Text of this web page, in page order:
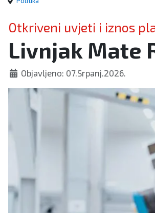
Otkriveni uvjeti i iznos
Livnjak Mate
Objavljeno: 07.Srpanj.2026.